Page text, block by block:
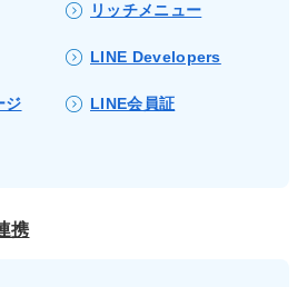
リッチメニュー
LINE Developers
ジ LINE会員証
携